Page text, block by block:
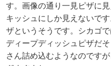
す。画像の通り一見ピザに
キッシュにしか見えないで
ザというそうです。シカゴ
ディープディッシュピザだ
さん詰め込むようなのです